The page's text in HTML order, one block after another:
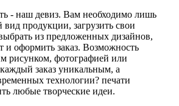
- наш девиз. Вам необходимо лишь
продукции, загрузить свои
из предложенных дизайнов,
и оформить заказ. Возможность
рисунком, фотографией или
заказ уникальным, а
технологии? печати
любые творческие идеи.